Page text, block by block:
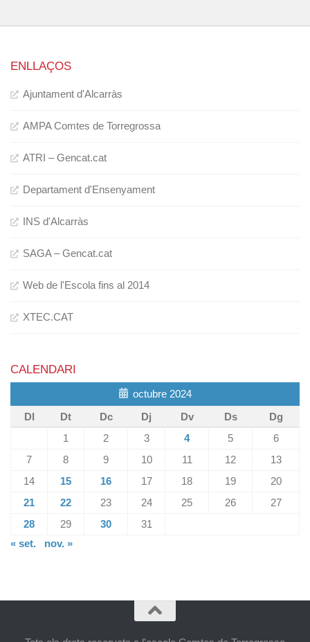
ENLLAÇOS
Ajuntament d'Alcarràs
AMPA Comtes de Torregrossa
ATRI – Gencat.cat
Departament d'Ensenyament
INS d'Alcarràs
SAGA – Gencat.cat
Web de l'Escola fins al 2014
XTEC.CAT
CALENDARI
octubre 2024
Dl
Dt Dc Dj Dv Ds
Dg
1
2 3 4 5
6
7
8 9 10 11 12
13
14
15 16 17 18 19
20
21
22 23 24 25 26
27
28
29 30
31
« set.
nov. »